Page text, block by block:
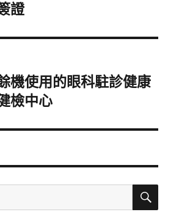
證
機使用的眼科駐診健康
檢中心
搜